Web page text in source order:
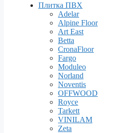
Плитка ПВХ
Adelar
Alpine Floor
Art East
Betta
CronaFloor
Fargo
Moduleo
Norland
Noventis
OFFWOOD
Royce
Tarkett
VINILAM
Zeta